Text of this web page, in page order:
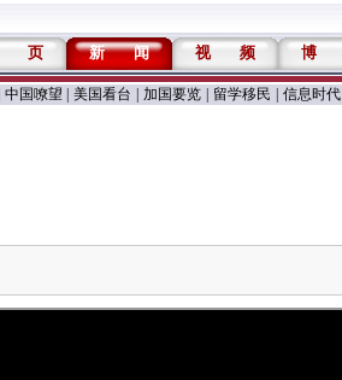
页 新 闻 视 频 博
中国嘹望 美国看台 加国要览 留学移民 信息时代